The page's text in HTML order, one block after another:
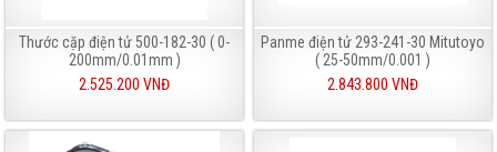
Thước cặp điện tử 500-182-30 ( 0-
200mm/0.01mm )
2.525.200 VNĐ
Panme điện tử 293-241-30 Mitutoyo
( 25-50mm/0.001 )
2.843.800 VNĐ